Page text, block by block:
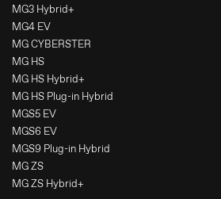
MG3 Hybrid+
MG4 EV
MG CYBERSTER
MG HS
MG HS Hybrid+
MG HS Plug-in Hybrid
MGS5 EV
MGS6 EV
MGS9 Plug-in Hybrid
MG ZS
MG ZS Hybrid+